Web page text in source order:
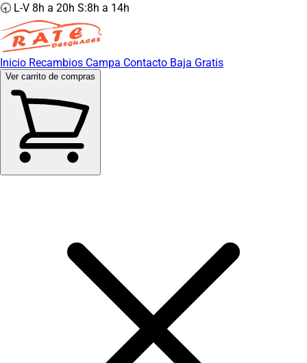
🕣 L-V 8h a 20h S:8h a 14h
Inicio Recambios Campa Contacto Baja Gratis
Ver carrito de compras